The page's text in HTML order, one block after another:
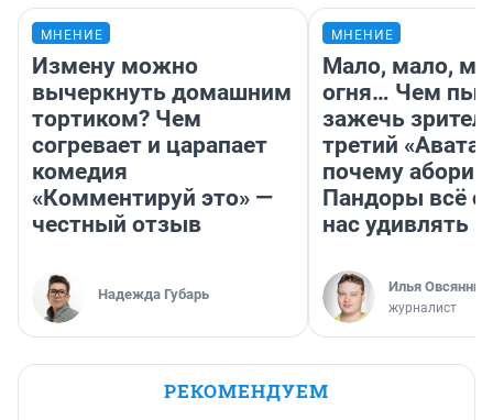
МНЕНИЕ
Измену можно
вычеркнуть домашним
тортиком? Чем
согревает и царапает
комедия
«Комментируй это» —
честный отзыв
Надежда Губарь
МНЕНИЕ
Мало, мало,
огня… Чем
зажечь
третий
почему
Пандоры всё
нас удивлять
Илья
журналист
РЕКОМЕНДУЕМ